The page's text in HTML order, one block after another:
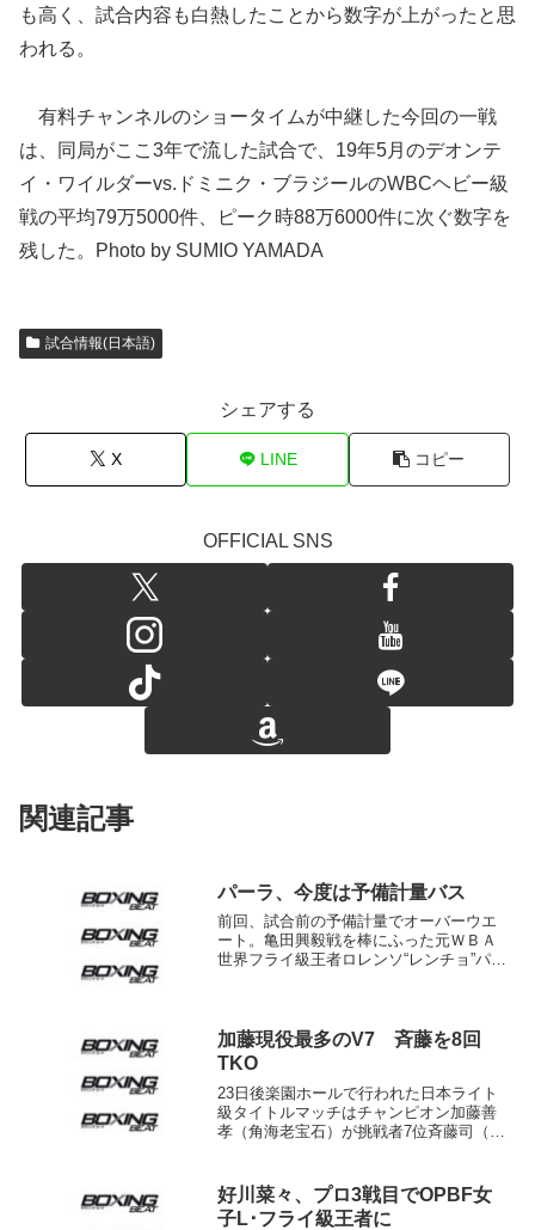
も高く、試合内容も白熱したことから数字が上がったと思
われる。
有料チャンネルのショータイムが中継した今回の一戦
は、同局がここ3年で流した試合で、19年5月のデオンテ
イ・ワイルダーvs.ドミニク・ブラジールのWBCヘビー級
戦の平均79万5000件、ピーク時88万6000件に次ぐ数字を
残した。Photo by SUMIO YAMADA
試合情報(日本語)
シェアする
X LINE コピー
OFFICIAL SNS
関連記事
パーラ、今度は予備計量バス
前回、試合前の予備計量でオーバーウエ
ート。亀田興毅戦を棒にふった元ＷＢＡ
世界フライ級王者ロレンソ“レンチョ”パー
パーラは１８日午前に...
加藤現役最多のV7 斉藤を8回
TKO
23日後楽園ホールで行われた日本ライト
級タイトルマッチはチャンピオン加藤善
孝（角海老宝石）が挑戦者7位斉藤司（三
斉藤は出だしからチャンピオンにインフ
ァイトを挑んだ...
好川菜々、プロ3戦目でOPBF女
子L･フライ級王者に